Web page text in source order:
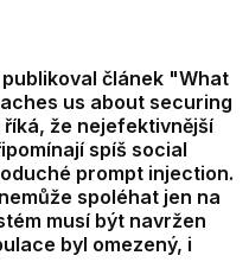
článek "What
us about securing
že nejefektivnější
spíš social
prompt injection.
spoléhat jen na
musí být navržen
byl omezený, i